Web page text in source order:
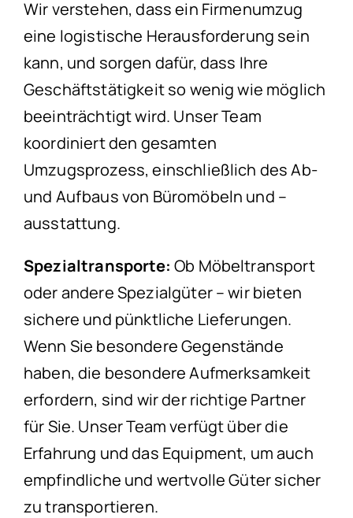
Wir verstehen, dass ein Firmenumzug
eine logistische Herausforderung sein
kann, und sorgen dafür, dass Ihre
Geschäftstätigkeit so wenig wie möglich
beeinträchtigt wird. Unser Team
koordiniert den gesamten
Umzugsprozess, einschließlich des Ab-
und Aufbaus von Büromöbeln und –
ausstattung.
Spezialtransporte: Ob Möbeltransport
oder andere Spezialgüter – wir bieten
sichere und pünktliche Lieferungen.
Wenn Sie besondere Gegenstände
haben, die besondere Aufmerksamkeit
erfordern, sind wir der richtige Partner
für Sie. Unser Team verfügt über die
Erfahrung und das Equipment, um auch
empfindliche und wertvolle Güter sicher
zu transportieren.